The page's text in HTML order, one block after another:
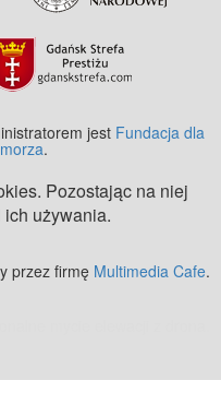
jest Fundacja dla
.
Pozostając na niej
używania.
przez firmę Multimedia Cafe.